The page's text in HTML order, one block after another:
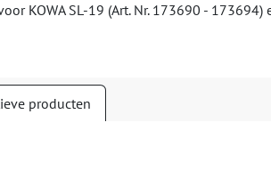
KOWA SL-19 (Art. Nr. 173690 - 173694)
producten